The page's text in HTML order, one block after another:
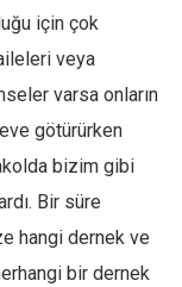
için çok
veya
varsa onların
götürürken
bizim gibi
Bir süre
hangi dernek ve
bir dernek